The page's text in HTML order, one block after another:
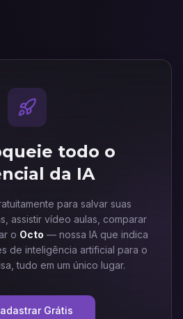
todo o
da IA
para salvar suas
assistir vídeo aulas, comparar
o Octo — nossa IA que indica
de inteligência artificial para o
tudo em um único lugar.
Grátis